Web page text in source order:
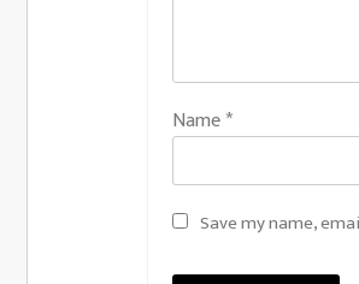
Name*
Save my name,